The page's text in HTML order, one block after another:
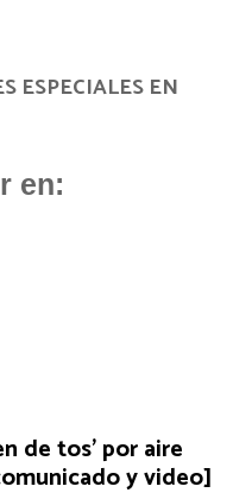
ESPECIALES EN
en:
de tos’ por aire
y video]